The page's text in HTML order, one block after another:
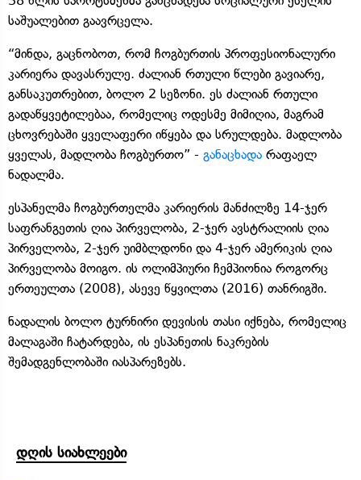
საშუალებით გაავრცელა.
“მინდა, გაცნობოთ, რომ ჩოგბურთის პროფესიონალური
კარიერა დავასრულე. ძალიან რთული წლები გავიარე,
განსაკუთრებით, ბოლო 2 სეზონი. ეს ძალიან რთული
გადაწყვეტილებაა, რომელიც ოდესმე მიმიღია, მაგრამ
ცხოვრებაში ყველაფერი იწყება და სრულდება. მადლობა
ყველას, მადლობა ჩოგბურთო” - განაცხადა რაფაელ
ნადალმა.
ესპანელმა ჩოგბურთელმა კარიერის მანძილზე 14-ჯერ
საფრანგეთის ღია პირველობა, 2-ჯერ ავსტრალიის ღია
პირველობა, 2-ჯერ უიმბლდონი და 4-ჯერ ამერიკის ღია
პირველობა მოიგო. ის ოლიმპიური ჩემპიონია როგორც
ერთეულთა (2008), ასევე წყვილთა (2016) თანრიგში.
ნადალის ბოლო ტურნირი დევისის თასი იქნება, რომელიც
მალაგაში ჩატარდება, ის ესპანეთის ნაკრების
შემადგენლობაში იასპარეზებს.
დღის სიახლეები